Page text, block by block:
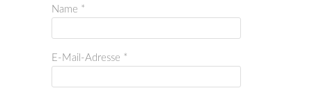
Name *
E-Mail-Adresse *